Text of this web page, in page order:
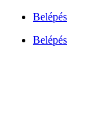
Ugrás
tartalomhoz
Belépés
Belépés